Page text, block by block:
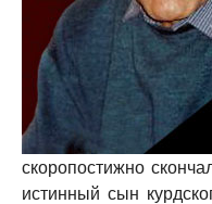
скоропостижно
истинный сын